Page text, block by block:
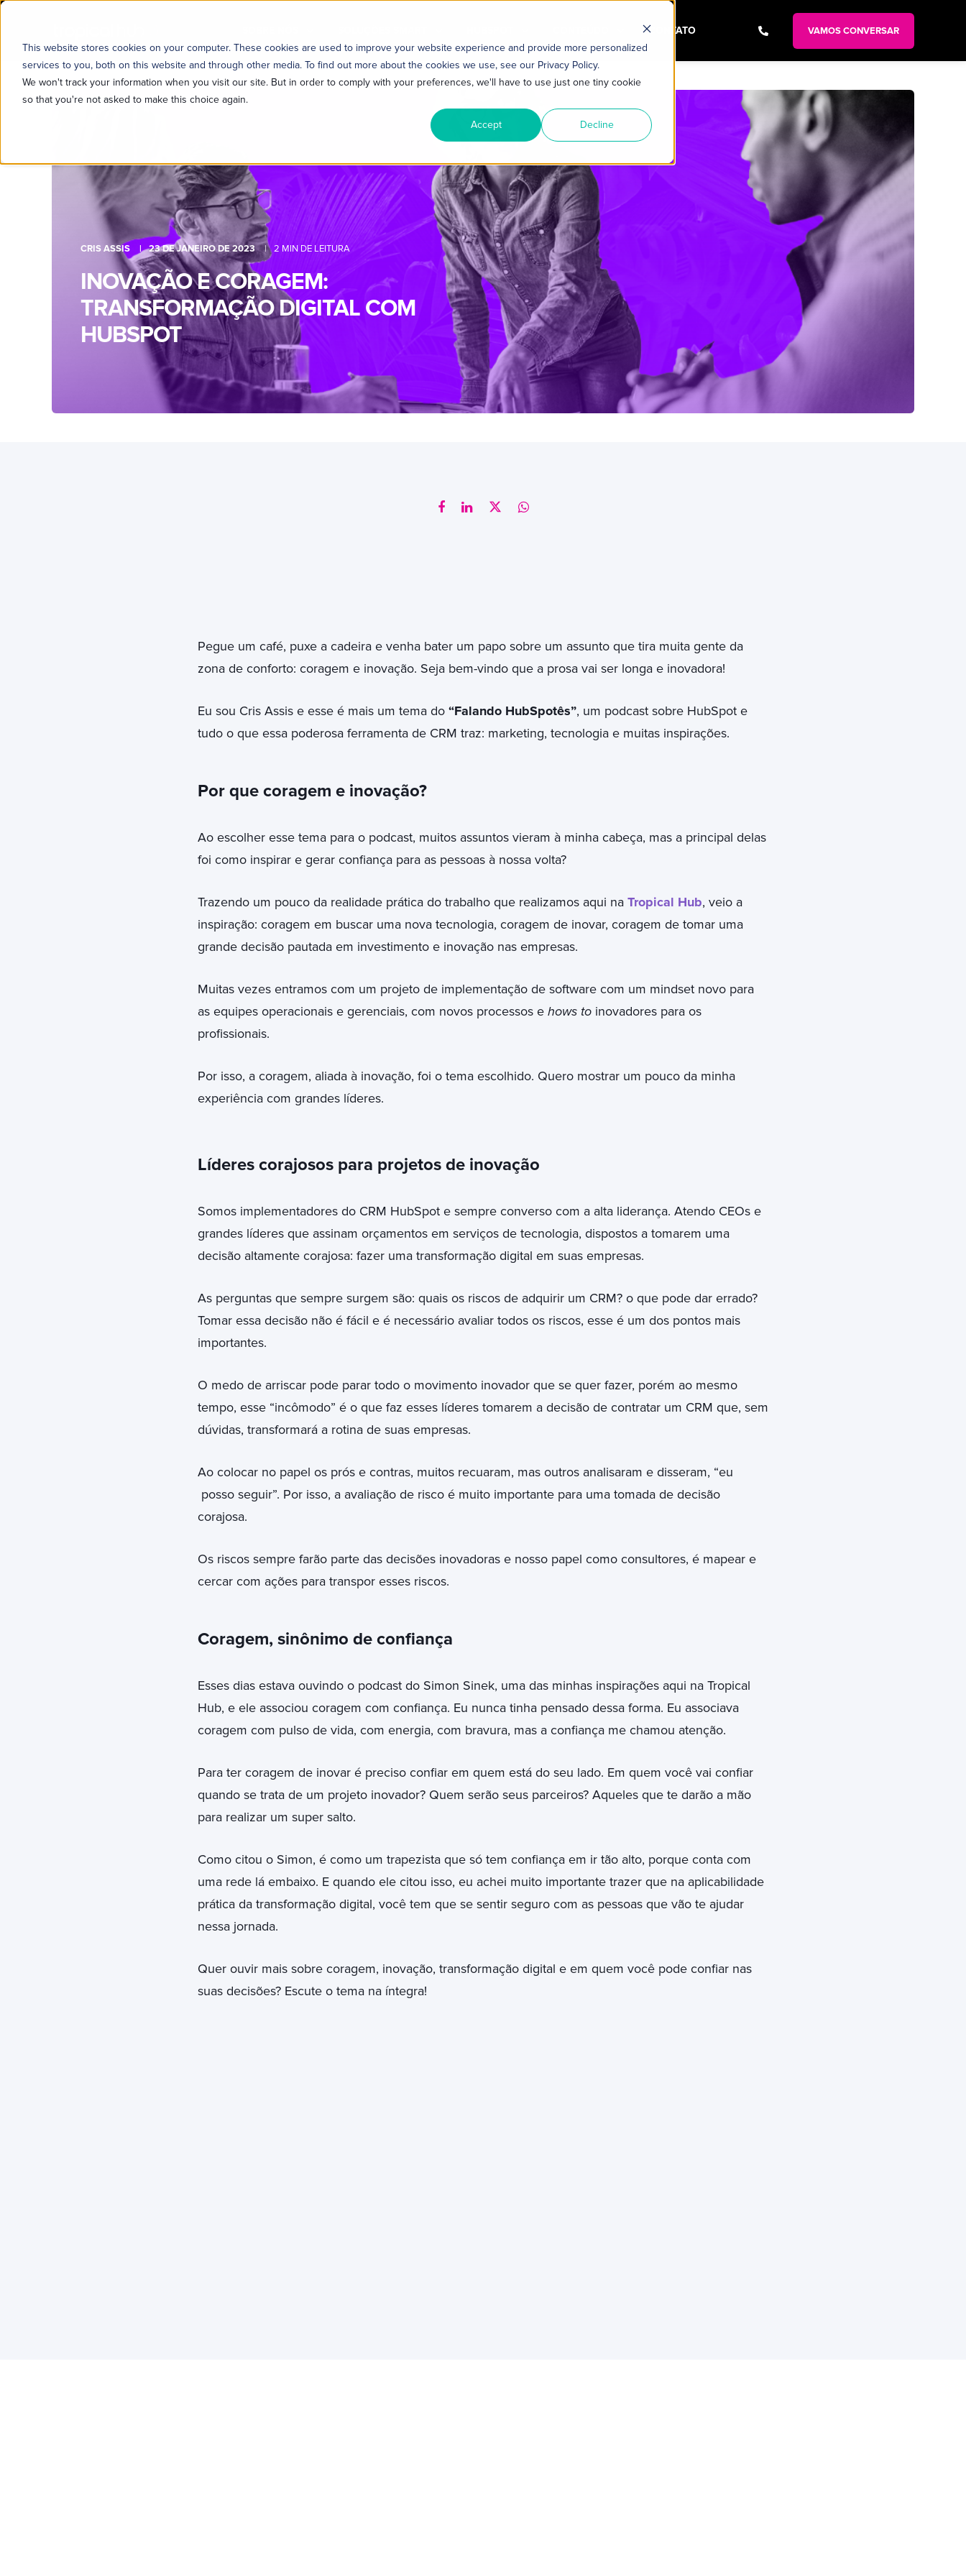
This website stores cookies on your computer. These cookies are used to improve your website experience and provide more personalized
services to you, both on this website and through other media. To find out more about the cookies we use, see our Privacy Policy.
We won't track your information when you visit our site. But in order to comply with your preferences, we'll have to use just one tiny cookie
so that you're not asked to make this choice again.
Accept Decline
CONTATO VAMOS CONVERSAR
CRIS ASSIS 23 DE JANEIRO DE 2023 2 MIN DE LEITURA
INOVAÇÃO E CORAGEM:
TRANSFORMAÇÃO DIGITAL COM
HUBSPOT
Pegue um café, puxe a cadeira e venha bater um papo sobre um assunto que tira muita gente da
zona de conforto: coragem e inovação. Seja bem-vindo que a prosa vai ser longa e inovadora!
Eu sou Cris Assis e esse é mais um tema do “Falando HubSpotês”, um podcast sobre HubSpot e
tudo o que essa poderosa ferramenta de CRM traz: marketing, tecnologia e muitas inspirações.
Por que coragem e inovação?
Ao escolher esse tema para o podcast, muitos assuntos vieram à minha cabeça, mas a principal delas
foi como inspirar e gerar confiança para as pessoas à nossa volta?
Trazendo um pouco da realidade prática do trabalho que realizamos aqui na Tropical Hub, veio a
inspiração: coragem em buscar uma nova tecnologia, coragem de inovar, coragem de tomar uma
grande decisão pautada em investimento e inovação nas empresas.
Muitas vezes entramos com um projeto de implementação de software com um mindset novo para
as equipes operacionais e gerenciais, com novos processos e hows toinovadores para os
profissionais.
Por isso, a coragem, aliada à inovação, foi o tema escolhido. Quero mostrar um pouco da minha
experiência com grandes líderes.
Líderes corajosos para projetos de inovação
Somos implementadores do CRM HubSpot e sempre converso com a alta liderança. Atendo CEOs e
grandes líderes que assinam orçamentos em serviços de tecnologia, dispostos a tomarem uma
decisão altamente corajosa: fazer uma transformação digital em suas empresas.
As perguntas que sempre surgem são: quais os riscos de adquirir um CRM? o que pode dar errado?
Tomar essa decisão não é fácil e é necessário avaliar todos os riscos, esse é um dos pontos mais
importantes.
O medo de arriscar pode parar todo o movimento inovador que se quer fazer, porém ao mesmo
tempo, esse “incômodo” é o que faz esses líderes tomarem a decisão de contratar um CRM que, sem
dúvidas, transformará a rotina de suas empresas.
Ao colocar no papel os prós e contras, muitos recuaram, mas outros analisaram e disseram, “eu
posso seguir”. Por isso, a avaliação de risco é muito importante para uma tomada de decisão
corajosa.
Os riscos sempre farão parte das decisões inovadoras e nosso papel como consultores, é mapear e
cercar com ações para transpor esses riscos.
Coragem, sinônimo de confiança
Esses dias estava ouvindo o podcast do Simon Sinek, uma das minhas inspirações aqui na Tropical
Hub, e ele associou coragem com confiança. Eu nunca tinha pensado dessa forma. Eu associava
coragem com pulso de vida, com energia, com bravura, mas a confiança me chamou atenção.
Para ter coragem de inovar é preciso confiar em quem está do seu lado. Em quem você vai confiar
quando se trata de um projeto inovador? Quem serão seus parceiros? Aqueles que te darão a mão
para realizar um super salto.
Como citou o Simon, é como um trapezista que só tem confiança em ir tão alto, porque conta com
uma rede lá embaixo. E quando ele citou isso, eu achei muito importante trazer que na aplicabilidade
prática da transformação digital, você tem que se sentir seguro com as pessoas que vão te ajudar
nessa jornada.
Quer ouvir mais sobre coragem, inovação, transformação digital e em quem você pode confiar nas
suas decisões? Escute o tema na íntegra!